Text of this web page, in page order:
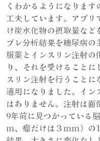
くわかるようになりま
工夫しています。アプリ
け炭水化物の摂取量な
ブレ分析結果を糖尿病
服薬とインスリン注射の
り、それを受けること
スリン注射を行うこと
適用になりました。イン
はありません。注射は面
9年前に見つかっている
ｍ、瘤だけは３ｍｍ）の